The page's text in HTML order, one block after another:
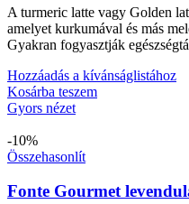
A turmeric latte vagy Golden
amelyet kurkumával és más
Gyakran fogyasztják
Hozzáadás a kívánságlistához
Kosárba teszem
Gyors nézet
-10%
Összehasonlít
Fonte Gourmet